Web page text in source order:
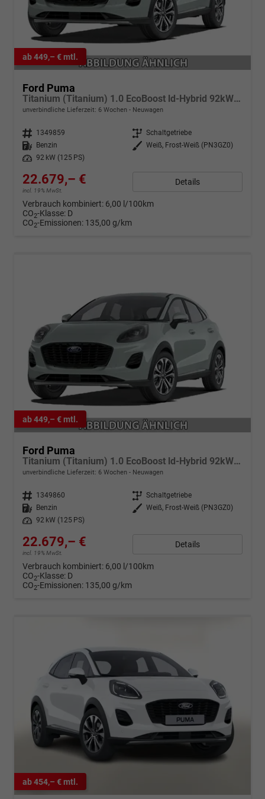
ab 449,– € mtl.
Ford Puma
Titanium (Titanium) 1.0 EcoBoost ld-Hybrid 92kW (125 PS) 7-Gang-DSG
unverbindliche Lieferzeit: 6 Wochen Neuwagen
Fahrzeugnr. 1349859 Getriebe Schaltgetriebe
Kraftstoff
Benzin Außenfarbe Weiß, Frost-Weiß (PN3GZ0)
Leistung
92 kW (125 PS)
22.679,– €
incl. 19% MwSt.
Details
Verbrauch kombiniert: 6,00 l/100km
CO2-Klasse: D
CO2-Emissionen: 135,00 g/km
ab 449,– € mtl.
Ford Puma
Titanium (Titanium) 1.0 EcoBoost ld-Hybrid 92kW (125 PS) 7-Gang-DSG
unverbindliche Lieferzeit: 6 Wochen Neuwagen
Fahrzeugnr. 1349860 Getriebe Schaltgetriebe
Kraftstoff
Benzin Außenfarbe Weiß, Frost-Weiß (PN3GZ0)
Leistung
92 kW (125 PS)
22.679,– €
incl. 19% MwSt.
Details
Verbrauch kombiniert: 6,00 l/100km
CO2-Klasse: D
CO2-Emissionen: 135,00 g/km
ab 454,– € mtl.